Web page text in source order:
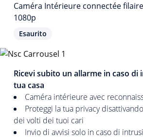
Caméra Intérieure connectée
1080p
Esaurito
Ricevi subito un allarme in caso di
tua casa
Caméra intérieure avec
Proteggi la tua privacy
dei volti dei tuoi cari
Invio di avvisi solo in caso di